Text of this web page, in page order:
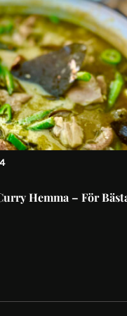
Hemma – För